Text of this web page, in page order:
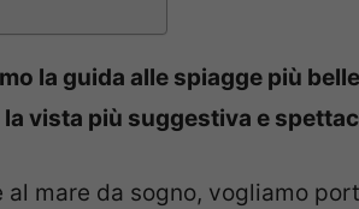
la guida alle spiagge più
vista più suggestiva e
al mare da sogno, vogliamo